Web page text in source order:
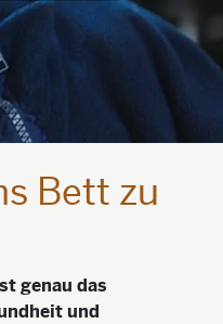
Bett zu
genau das
und